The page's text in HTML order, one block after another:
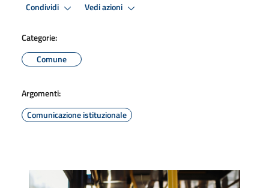
Condividi Vedi azioni
Categorie:
Comune
Argomenti:
Comunicazione istituzionale